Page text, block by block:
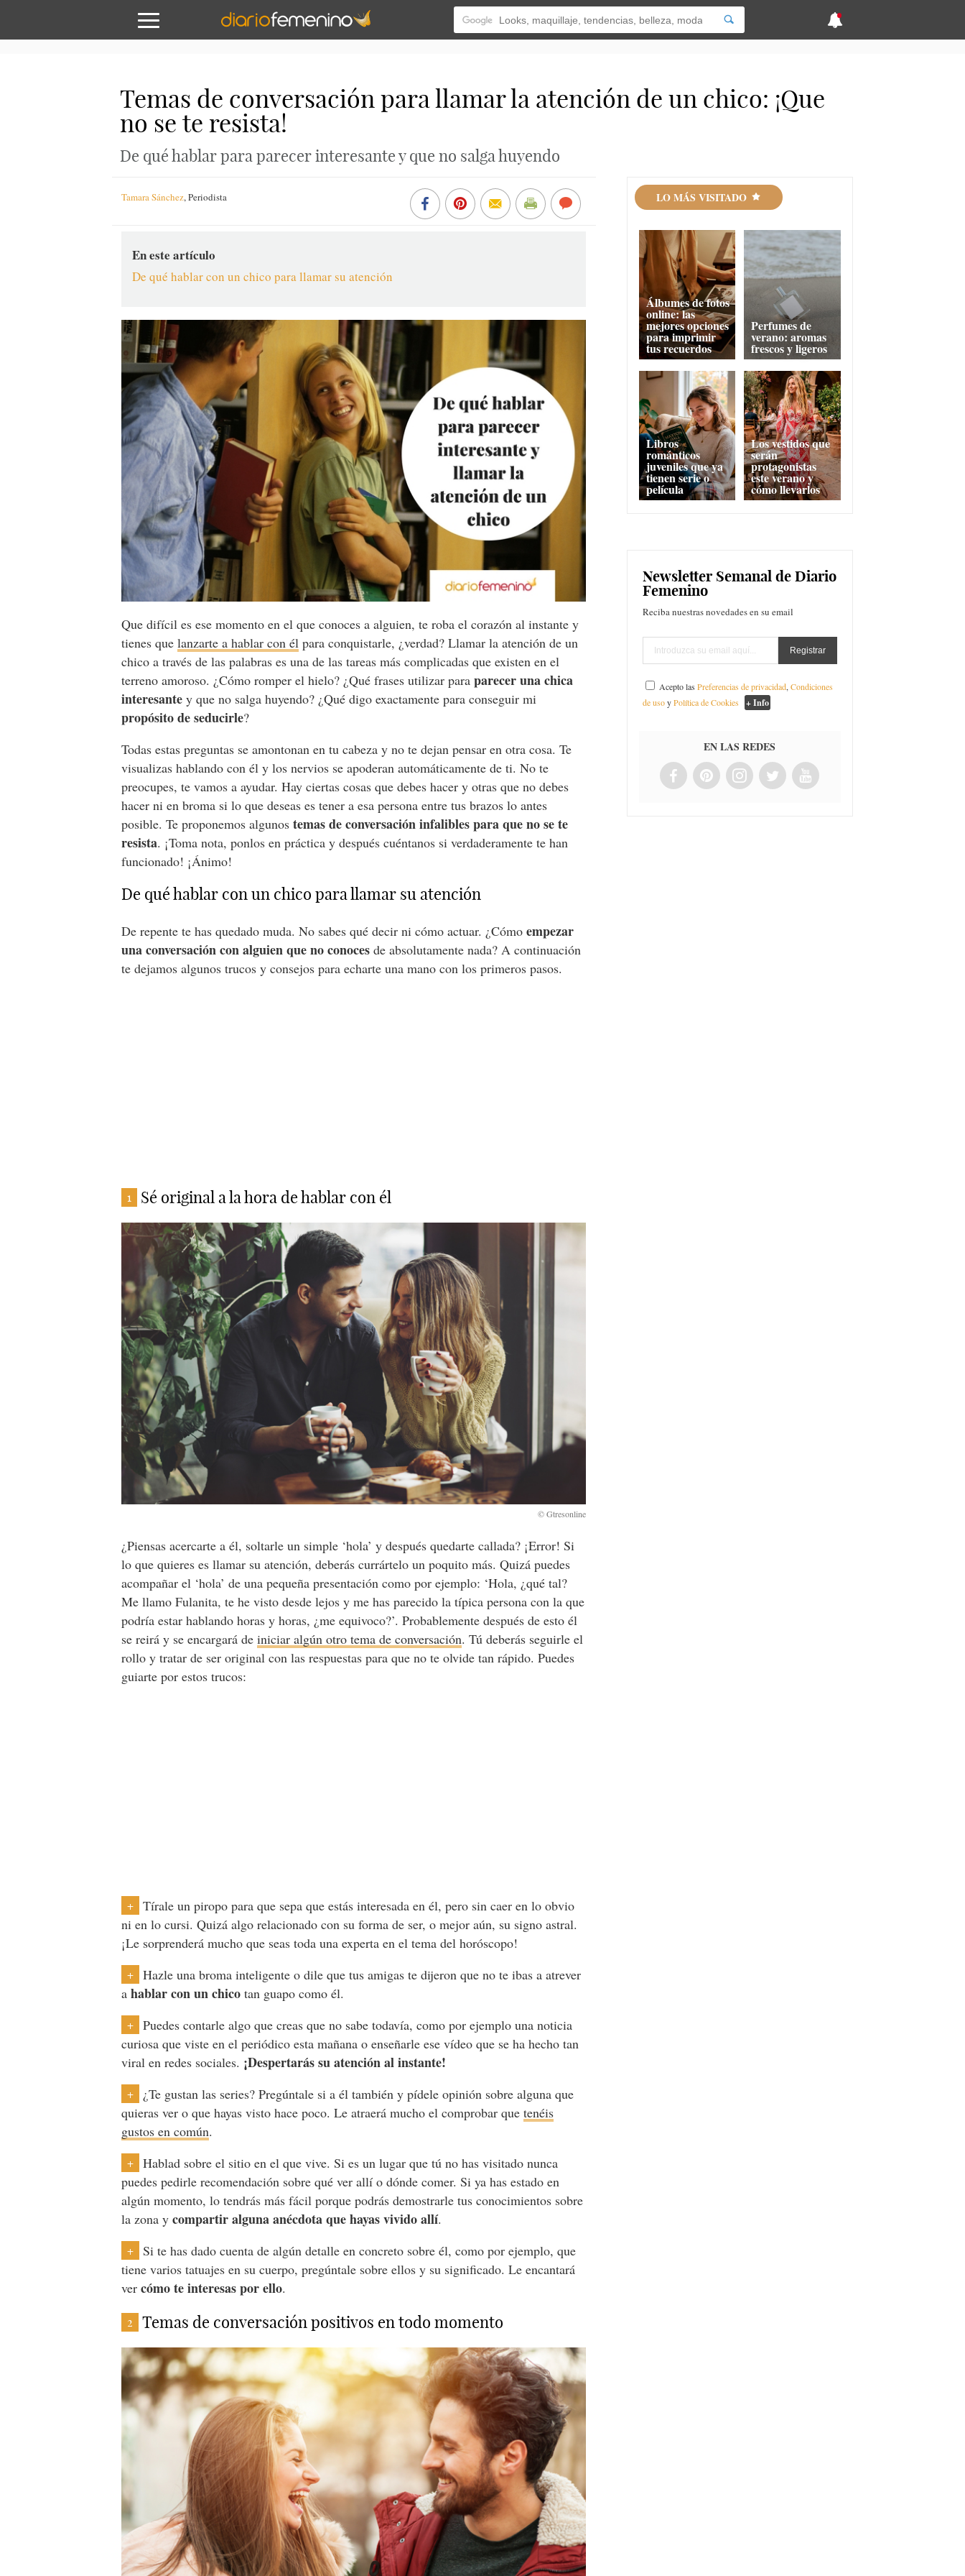
Temas de conversación para llamar la atención de un chico: ¡Que
no se te resista!
De qué hablar para parecer interesante y que no salga huyendo
Tamara Sánchez,Periodista
En este artículo
De qué hablar con un chico para llamar su atención
Que difícil es ese momento en el que conoces a alguien, te roba el corazón al instante y
tienes quelanzarte a hablar con él para conquistarle, ¿verdad? Llamar la atención de un
chico a través de las palabras es una de las tareas más complicadas que existen en el
terreno amoroso. ¿Cómo romper el hielo? ¿Qué frases utilizar paraparecer una chica
interesante y que no salga huyendo? ¿Qué digo exactamente para conseguir mi
propósito de seducirle?
Todas estas preguntas se amontonan en tu cabeza y no te dejan pensar en otra cosa. Te
visualizas hablando con él y los nervios se apoderan automáticamente de ti. No te
preocupes, te vamos a ayudar. Hay ciertas cosas que debes hacer y otras que no debes
hacer ni en broma si lo que deseas es tener a esa persona entre tus brazos lo antes
posible. Te proponemos algunostemas de conversación infalibles para que no se te
resista. ¡Toma nota, ponlos en práctica y después cuéntanos si verdaderamente te han
funcionado! ¡Ánimo!
De qué hablar con un chico para llamar su atención
De repente te has quedado muda. No sabes qué decir ni cómo actuar. ¿Cómo empezar
una conversación con alguien que no conoces de absolutamente nada? A continuación
te dejamos algunos trucos y consejos para echarte una mano con los primeros pasos.
1 Sé original a la hora de hablar con él
¿Piensas acercarte a él, soltarle un simple ‘hola’ y después quedarte callada? ¡Error! Si
lo que quieres es llamar su atención, deberás currártelo un poquito más. Quizá puedes
acompañar el ‘hola’ de una pequeña presentación como por ejemplo: ‘Hola, ¿qué tal?
Me llamo Fulanita, te he visto desde lejos y me has parecido la típica persona con la que
podría estar hablando horas y horas, ¿me equivoco?’. Probablemente después de esto él
se reirá y se encargará deiniciar algún otro tema de conversación. Tú deberás seguirle el
rollo y tratar de ser original con las respuestas para que no te olvide tan rápido. Puedes
guiarte por estos trucos:
+
Tírale un piropo para que sepa que estás interesada en él, pero sin caer en lo obvio
ni en lo cursi. Quizá algo relacionado con su forma de ser, o mejor aún, su signo astral.
¡Le sorprenderá mucho que seas toda una experta en el tema del horóscopo!
+
Hazle una broma inteligente o dile que tus amigas te dijeron que no te ibas a atrever
ahablar con un chico tan guapo como él.
+
Puedes contarle algo que creas que no sabe todavía, como por ejemplo una noticia
curiosa que viste en el periódico esta mañana o enseñarle ese vídeo que se ha hecho tan
viral en redes sociales. ¡Despertarás su atención al instante!
+
¿Te gustan las series? Pregúntale si a él también y pídele opinión sobre alguna que
quieras ver o que hayas visto hace poco. Le atraerá mucho el comprobar quetenéis
gustos en común.
+
Hablad sobre el sitio en el que vive. Si es un lugar que tú no has visitado nunca
puedes pedirle recomendación sobre qué ver allí o dónde comer. Si ya has estado en
algún momento, lo tendrás más fácil porque podrás demostrarle tus conocimientos sobre
la zona ycompartir alguna anécdota que hayas vivido allí.
+
Si te has dado cuenta de algún detalle en concreto sobre él, como por ejemplo, que
tiene varios tatuajes en su cuerpo, pregúntale sobre ellos y su significado. Le encantará
vercómo te interesas por ello.
2 Temas de conversación positivos en todo momento
LO MÁS VISITADO
Álbumes de fotos
online: las
mejores opciones
para imprimir
tus recuerdos
Perfumes de
verano: aromas
frescos y ligeros
Libros
románticos
juveniles que ya
tienen serie o
película
Los vestidos que
serán
protagonistas
este verano y
cómo llevarlos
Newsletter Semanal de Diario
Femenino
Reciba nuestras novedades en su email
Acepto lasPreferencias de privacidad,Condiciones
de usoyPolítica de Cookies + Info
EN LAS REDES